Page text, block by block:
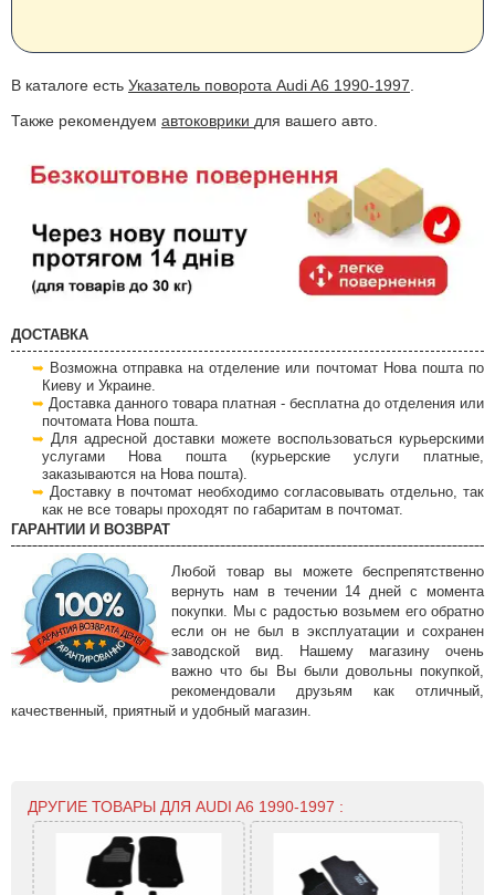
В каталоге есть Указатель поворота Audi A6 1990-1997
Также рекомендуем автоковрики для вашего авто.
ДОСТАВКА
Возможна отправка на отделение или почтомат Нова пошта по
Киеву и Украине.
Доставка данного товара платная - бесплатна до отделения или
почтомата Нова пошта.
Для адресной доставки можете воспользоваться курьерскими
услугами Нова пошта (курьерские услуги платные,
заказываются на Нова пошта).
Доставку в почтомат необходимо согласовывать отдельно, так
как не все товары проходят по габаритам в почтомат.
ГАРАНТИИ И ВОЗВРАТ
Любой товар вы можете беспрепятственно
вернуть нам в течении 14 дней с момента
покупки. Мы с радостью возьмем его обратно
если он не был в эксплуатации и сохранен
заводской вид. Нашему магазину очень
важно что бы Вы были довольны покупкой,
рекомендовали друзьям как отличный,
качественный, приятный и удобный магазин.
ДРУГИЕ ТОВАРЫ ДЛЯ AUDI A6 1990-1997 :